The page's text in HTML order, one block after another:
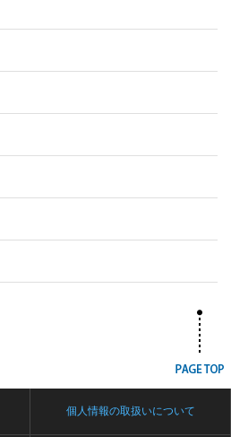
個人情報の取扱いについて